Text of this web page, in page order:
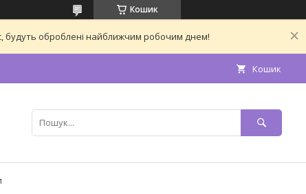
Кошик
будуть оброблені найближчим робочим днем!
Кошик